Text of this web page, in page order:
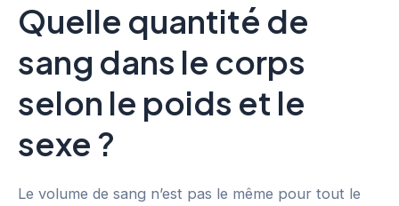
Quelle quantité de
sang dans le corps
selon le poids et le
sexe ?
Le volume de sang n’est pas le même pour tout le